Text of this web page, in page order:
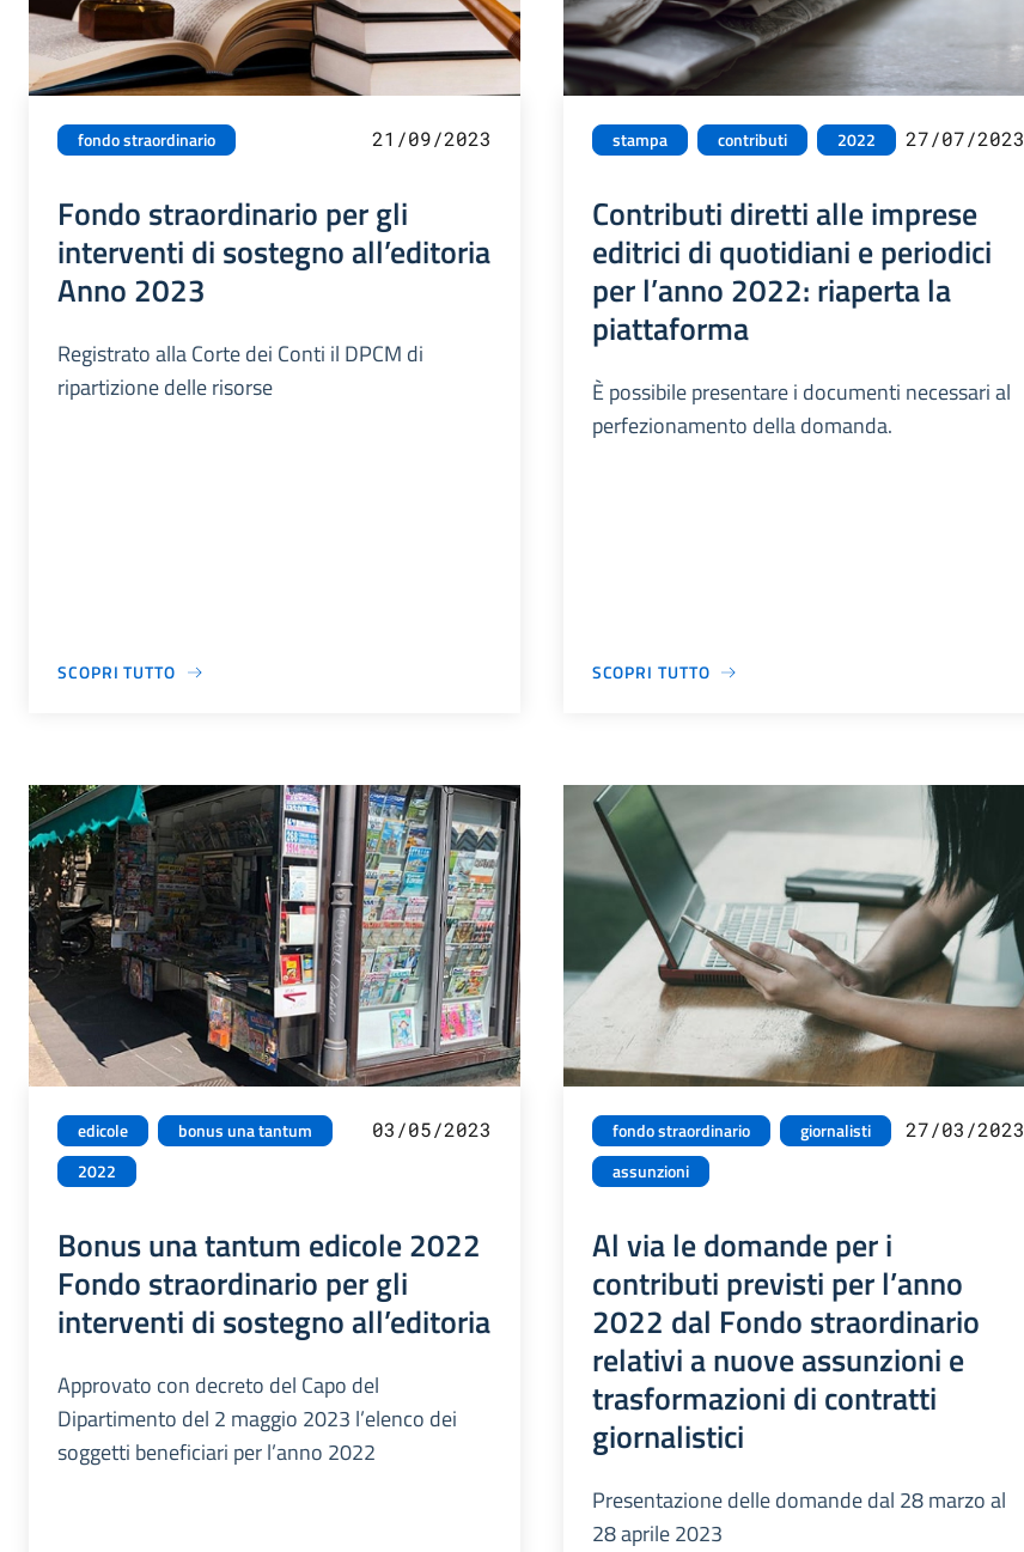
fondo straordinario 21/09/2023
Fondo straordinario per gli
interventi di sostegno all’editoria
Anno 2023
Registrato alla Corte dei Conti il DPCM di
ripartizione delle risorse
SCOPRI TUTTO
stampa contributi 2022 27/07/2023
Contributi diretti alle imprese
editrici di quotidiani e periodici
per l’anno 2022: riaperta la
piattaforma
È possibile presentare i documenti necessari al
perfezionamento della domanda.
SCOPRI TUTTO
edicole
bonus una tantum
2022
03/05/2023
Bonus una tantum edicole 2022
Fondo straordinario per gli
interventi di sostegno all’editoria
Approvato con decreto del Capo del
Dipartimento del 2 maggio 2023 l’elenco dei
soggetti beneficiari per l’anno 2022
fondo straordinario
giornalisti
assunzioni
27/03/2023
Al via le domande per i
contributi previsti per l’anno
2022 dal Fondo straordinario
relativi a nuove assunzioni e
trasformazioni di contratti
giornalistici
Presentazione delle domande dal 28 marzo al
28 aprile 2023